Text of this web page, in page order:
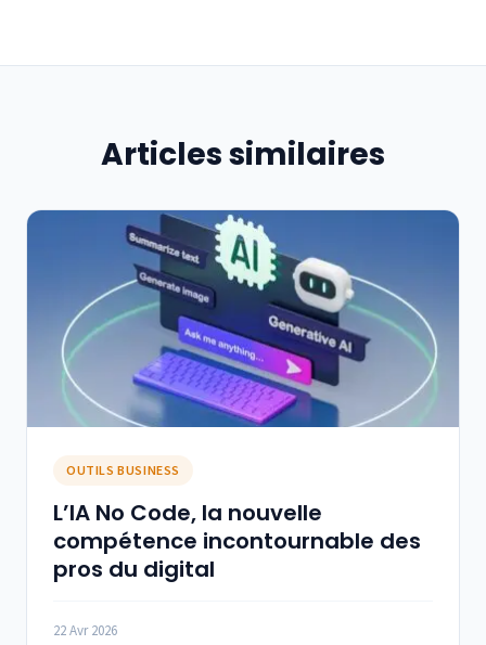
Articles similaires
OUTILS BUSINESS
L’IA No Code, la nouvelle
compétence incontournable des
pros du digital
22 Avr 2026